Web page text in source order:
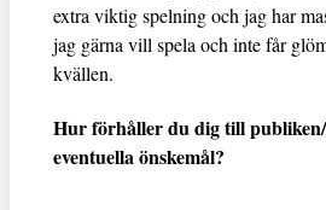
extra viktig spelning och jag har
jag gärna vill spela och inte får
kvällen.
Hur förhåller du dig till
eventuella önskemål?